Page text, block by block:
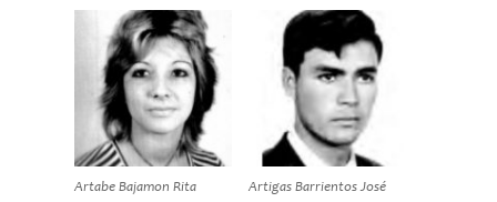
Artabe Bajamon Rita
Artigas Barrientos José